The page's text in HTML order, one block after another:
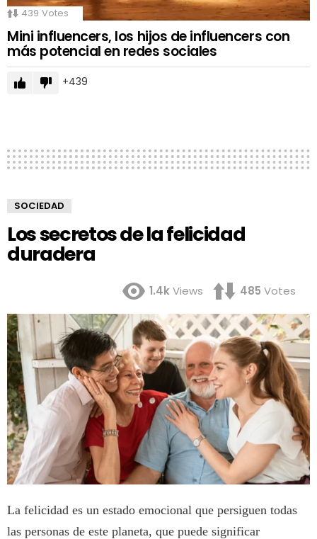
439 Votes
Mini influencers, los hijos de influencers con
más potencial en redes sociales
439
SOCIEDAD
Los secretos de la felicidad
duradera
1.4kViews 485 Votes
La felicidad es un estado emocional que persiguen todas
las personas de este planeta, que puede significar